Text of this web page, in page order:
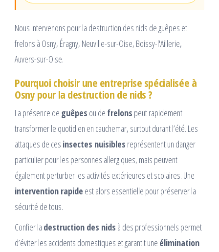
Nous intervenons pour la destruction des nids de guêpes et
frelons à Osny, Éragny, Neuville-sur-Oise, Boissy-l'Aillerie,
Auvers-sur-Oise.
Pourquoi choisir une entreprise spécialisée à
Osny pour la destruction de nids ?
La présence de guêpes ou de frelons peut rapidement
transformer le quotidien en cauchemar, surtout durant l’été. Les
attaques de ces insectes nuisibles représentent un danger
particulier pour les personnes allergiques, mais peuvent
également perturber les activités extérieures et scolaires. Une
intervention rapide est alors essentielle pour préserver la
sécurité de tous.
Confier la destruction des nids à des professionnels permet
d’éviter les accidents domestiques et garantit une élimination